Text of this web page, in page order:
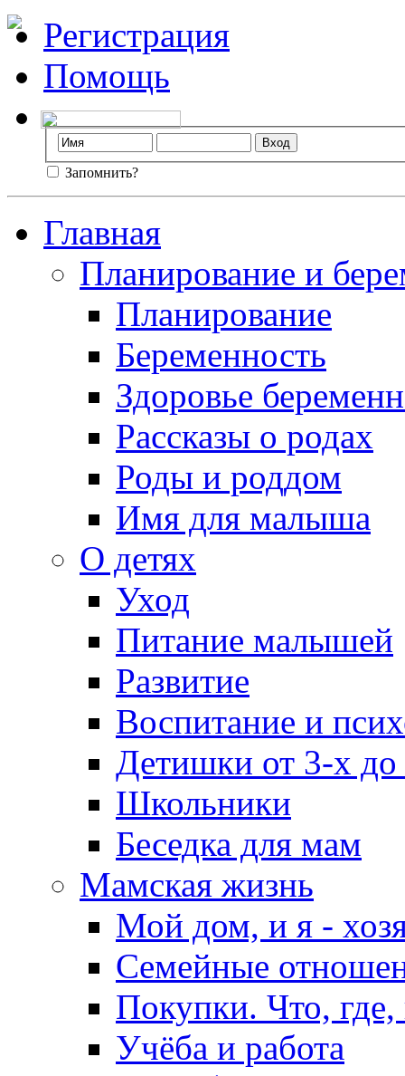
Регистрация
Помощь
Запомнить?
Главная
Планирование и
Планирование
Беременность
Здоровье
Рассказы о родах
Роды и роддом
Имя для малыша
О детях
Уход
Питание малышей
Развитие
Воспитание и
Детишки от 3-х
Школьники
Беседка для мам
Мамская жизнь
Мой дом, и я -
Семейные
Покупки. Что, где,
Учёба и работа